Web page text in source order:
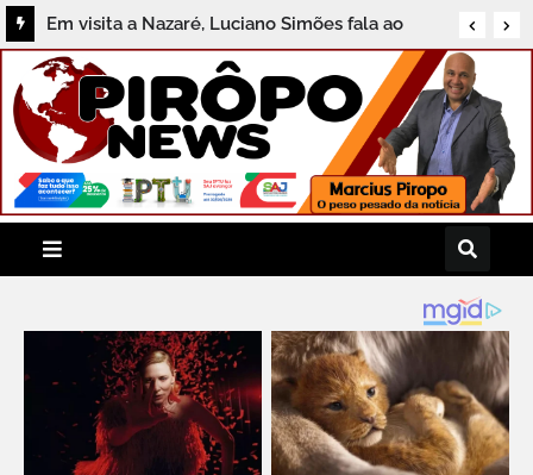
A Chapada tem muitas vozes. Em 2026, o
Festival de Lençóis abre o microfone para
todas elas